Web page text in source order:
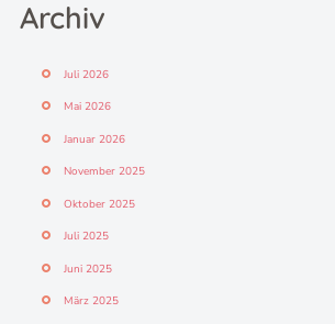
Archiv
Juli 2026
Mai 2026
Januar 2026
November 2025
Oktober 2025
Juli 2025
Juni 2025
März 2025